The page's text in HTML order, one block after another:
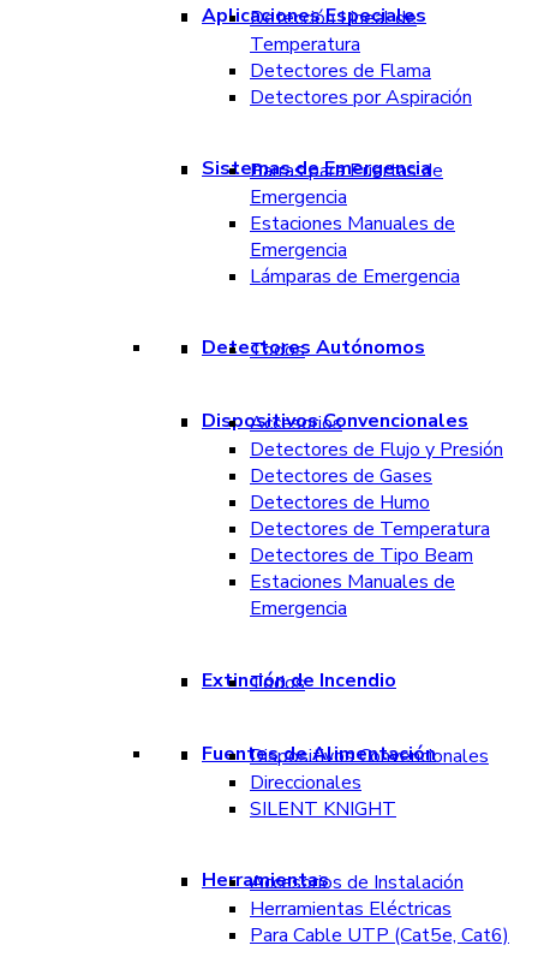
Aplicaciones Especiales
Detección Lineal de
Temperatura
Detectores de Flama
Detectores por Aspiración
Sistemas de Emergencia
Barras para Puertas de
Emergencia
Estaciones Manuales de
Emergencia
Lámparas de Emergencia
Detectores Autónomos
Todos
Dispositivos Convencionales
Accesorios
Detectores de Flujo y Presión
Detectores de Gases
Detectores de Humo
Detectores de Temperatura
Detectores de Tipo Beam
Estaciones Manuales de
Emergencia
Extinción de Incendio
Todos
Fuentes de Alimentación
Dispositivos Convencionales
Direccionales
SILENT KNIGHT
Herramientas
Accesorios de Instalación
Herramientas Eléctricas
Para Cable UTP (Cat5e, Cat6)